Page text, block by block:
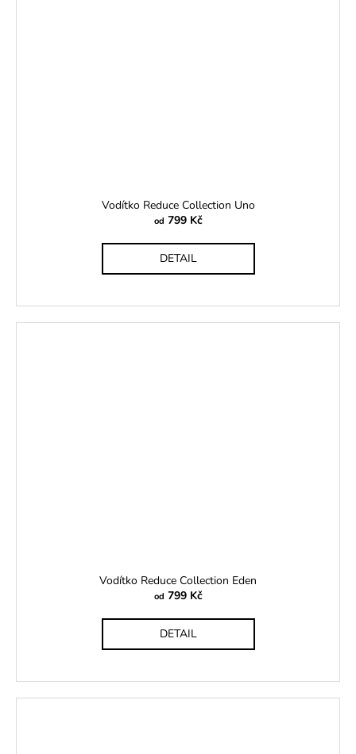
Vodítko Reduce Collection Uno
od 799 Kč
DETAIL
Vodítko Reduce Collection Eden
od 799 Kč
DETAIL